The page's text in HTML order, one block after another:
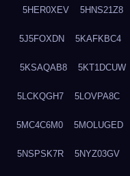
5HER0XEV 5HNS21Z8
5J5FOXDN 5KAFKBC4
5KSAQAB8 5KT1DCUW
5LCKQGH7 5LOVPA8C
5MC4C6M0 5MOLUGED
5NSPSK7R 5NYZ03GV